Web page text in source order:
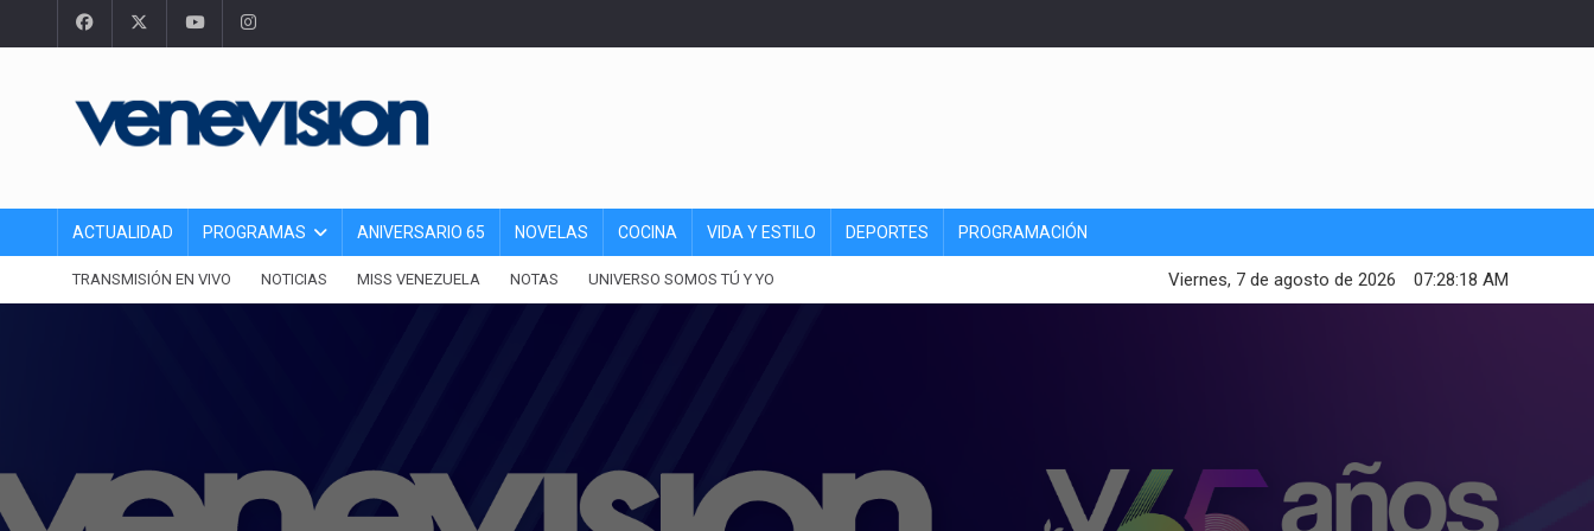
ACTUALIDAD PROGRAMAS ANIVERSARIO 65 NOVELAS COCINA VIDA Y ESTILO DEPORTES PROGRAMACIÓN
TRANSMISIÓN EN VIVO NOTICIAS MISS VENEZUELA NOTAS UNIVERSO SOMOS TÚ Y YO 07:28:20 AM
Viernes, 7 de agosto de 2026